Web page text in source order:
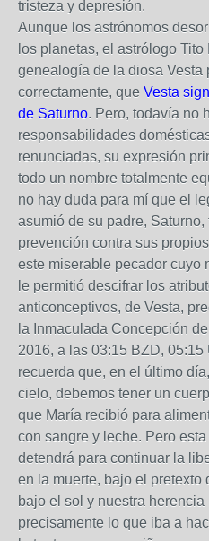
tristeza y depresión.
Aunque los astrónomos
los planetas, el astrólogo
genealogía de la diosa Vesta
correctamente, que Vesta
de Saturno. Pero, todavía no
responsabilidades
renunciadas, su expresión
todo un nombre totalmente
no hay duda para mí que el
asumió de su padre,
prevención contra sus
este miserable pecador cuyo
le permitió descifrar los
anticonceptivos, de Vesta,
la Inmaculada Concepción
2016, a las 03:15 BZD, 05:15
recuerda que, en el último
cielo, debemos tener un
que María recibió para
con sangre y leche. Pero
detendrá para continuar la
en la muerte, bajo el pretexto
bajo el sol y nuestra
precisamente lo que iba a